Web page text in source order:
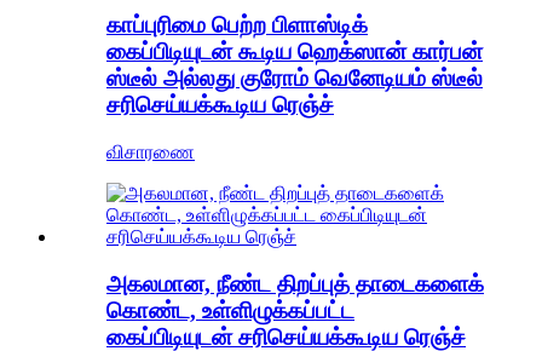
காப்புரிமை பெற்ற பிளாஸ்டிக்
கைப்பிடியுடன் கூடிய ஹெக்ஸான் கார்பன்
ஸ்டீல் அல்லது குரோம் வெனேடியம் ஸ்டீல்
சரிசெய்யக்கூடிய ரெஞ்ச்
விசாரணை
அகலமான, நீண்ட திறப்புத் தாடைகளைக்
கொண்ட, உள்ளிழுக்கப்பட்ட
கைப்பிடியுடன் சரிசெய்யக்கூடிய ரெஞ்ச்